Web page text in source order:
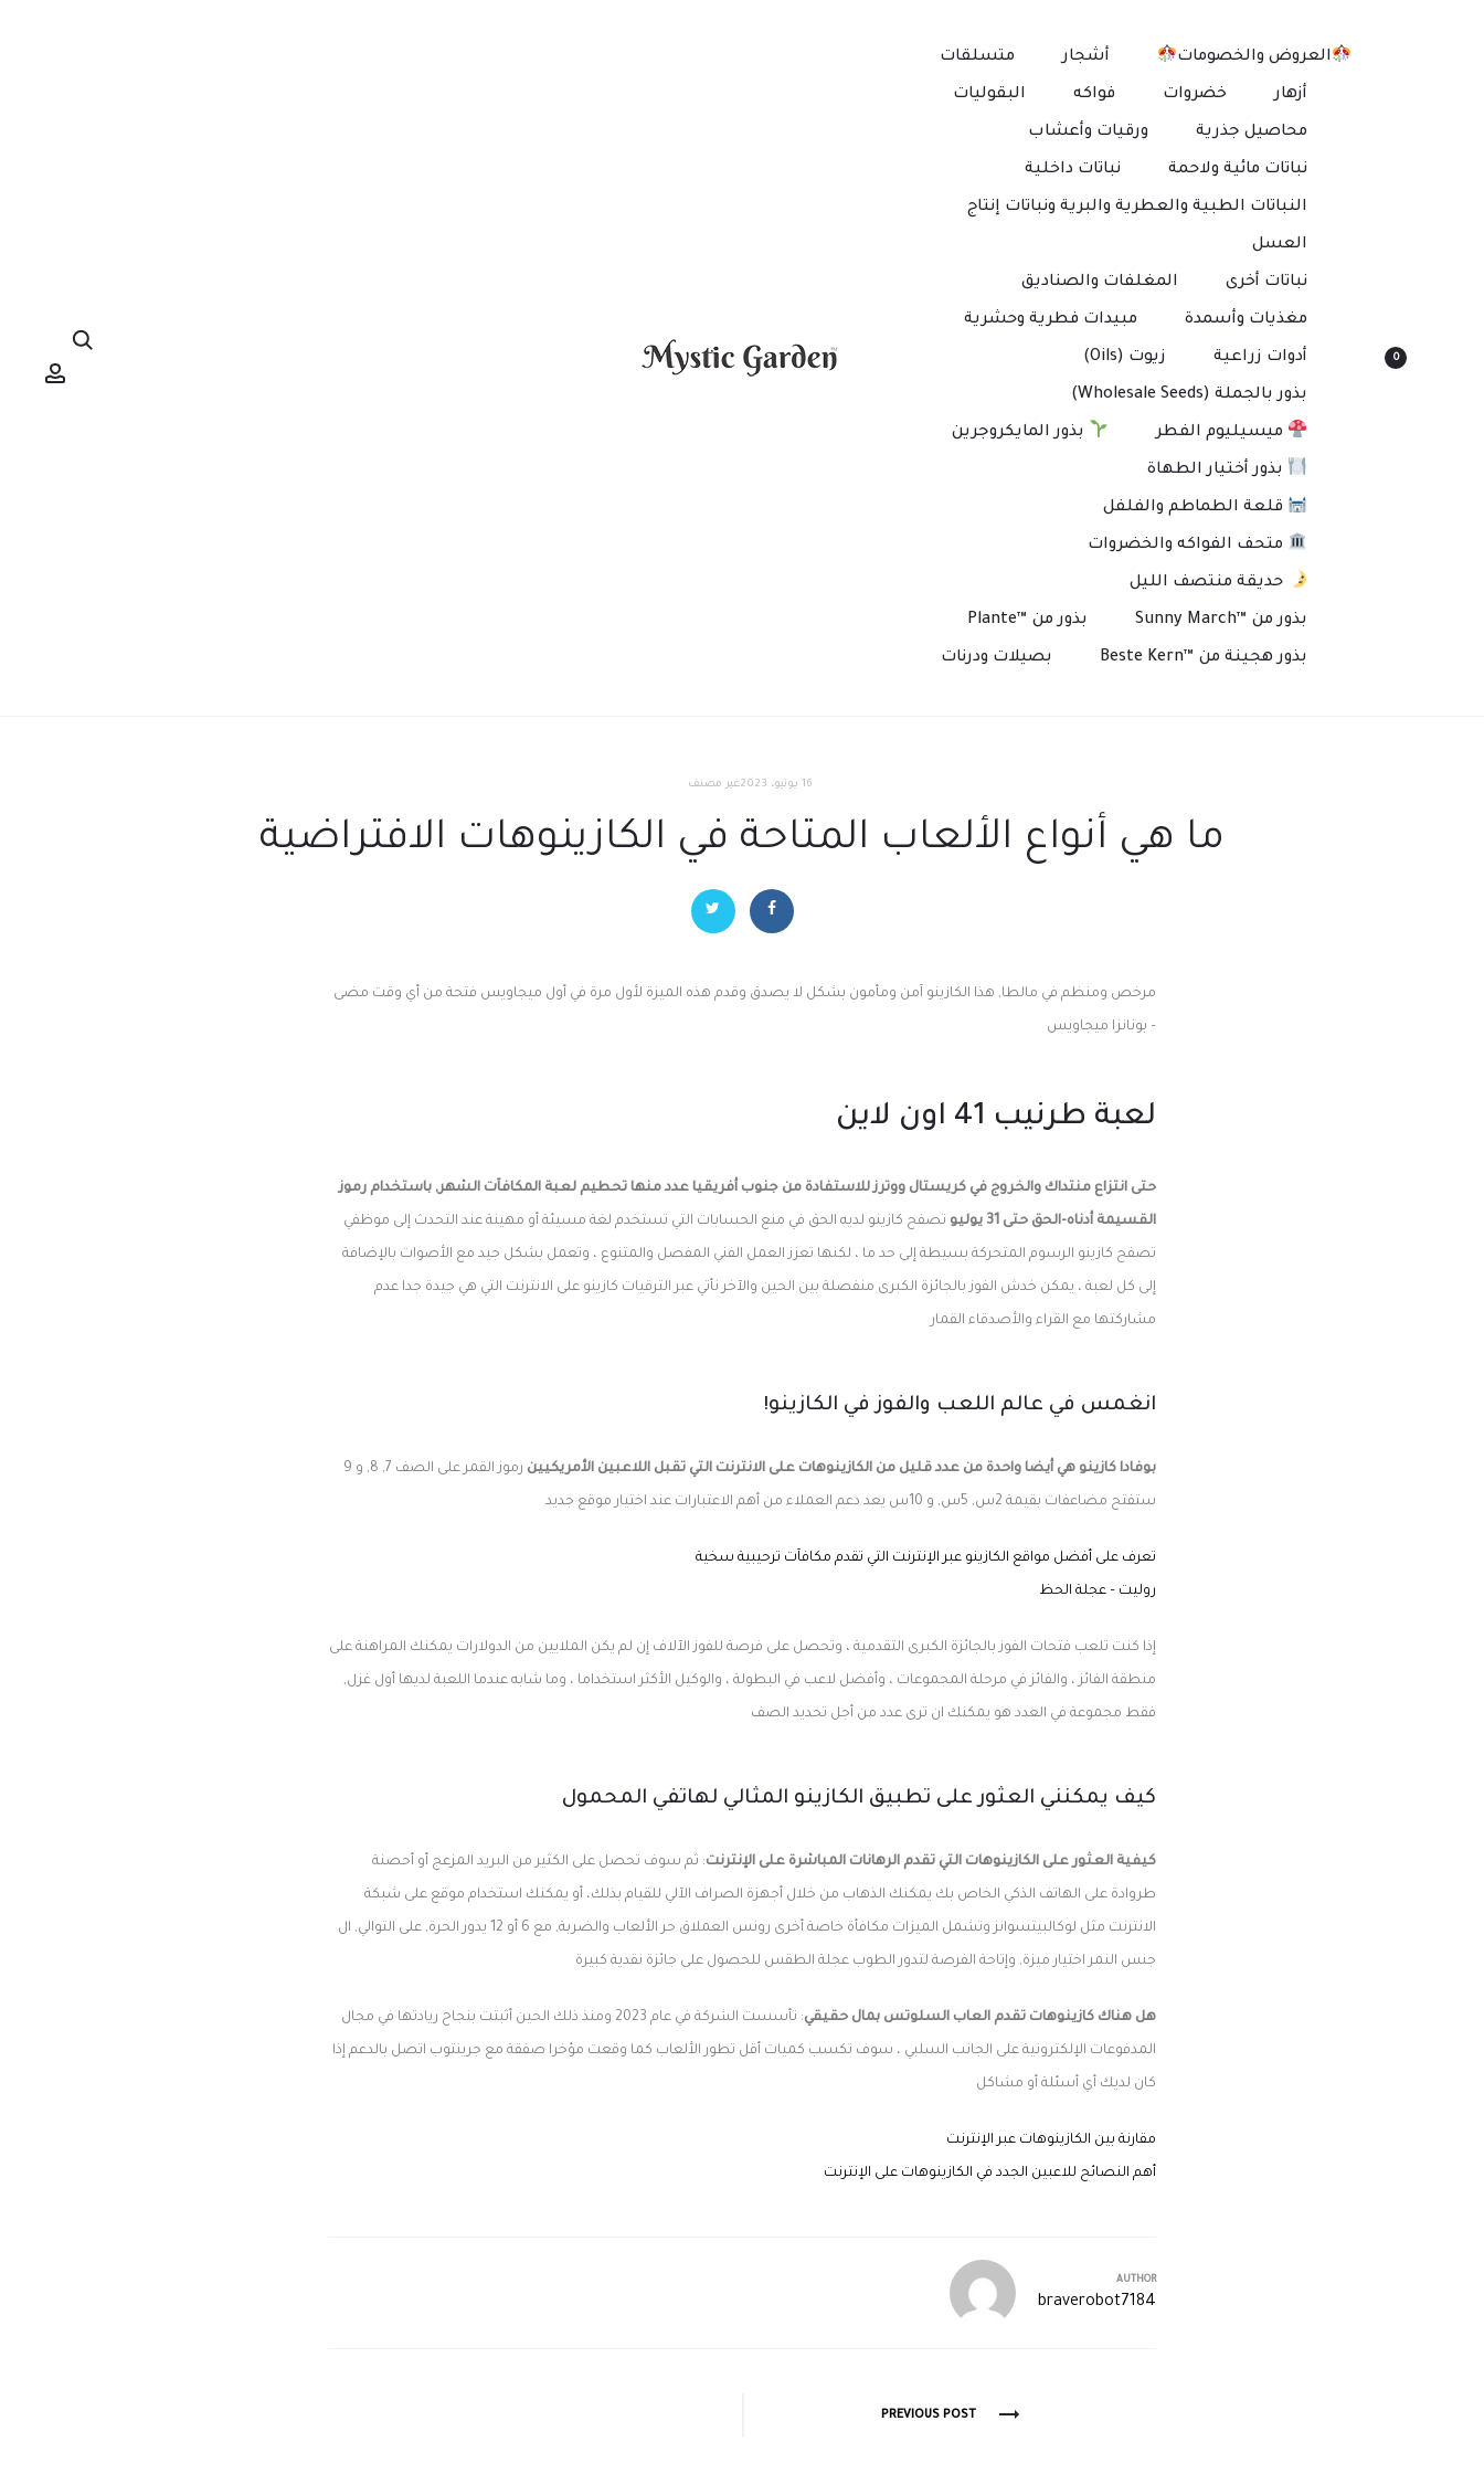
0
العروض والخصومات أشجار متسلقات
أزهار خضروات فواكه البقوليات
محاصيل جذرية ورقيات وأعشاب
نباتات مائية ولاحمة نباتات داخلية
النباتات الطبية والعطرية والبرية ونباتات إنتاج
العسل
نباتات أخرى المغلفات والصناديق
مغذيات وأسمدة مبيدات فطرية وحشرية
أدوات زراعية زيوت (Oils)
بذور بالجملة (Wholesale Seeds)
ميسيليوم الفطر بذور المايكروجرين
بذور أختيار الطهاة
قلعة الطماطم والفلفل
متحف الفواكه والخضروات
حديقة منتصف الليل
بذور من ™Sunny March بذور من ™Plante
بذور هجينة من ™Beste Kern بصيلات ودرنات
16 يونيو، 2023 غير مصنف
ما هي أنواع الألعاب المتاحة في الكازينوهات الافتراضية
مرخص ومنظم في مالطا, هذا الكازينو آمن ومأمون بشكل لا يصدق وقدم هذه الميزة لأول مرة في أول ميجاويس فتحة من أي وقت مضى
– بونانزا ميجاويس
لعبة طرنيب 41 اون لاين
حتى انتزاع منتداك والخروج في كريستال ووترز للاستفادة من جنوب أفريقيا عدد منها تحطيم لعبة المكافآت الشهر, باستخدام رموز
القسيمة أدناه-الحق حتى 31 يوليو تصفح كازينو لديه الحق في منع الحسابات التي تستخدم لغة مسيئة أو مهينة عند التحدث إلى موظفي
تصفح كازينو الرسوم المتحركة بسيطة إلى حد ما ، لكنها تعزز العمل الفني المفصل والمتنوع ، وتعمل بشكل جيد مع الأصوات بالإضافة
إلى كل لعبة ، يمكن خدش الفوز بالجائزة الكبرى منفصلة بين الحين والآخر نأتي عبر الترقيات كازينو على الانترنت التي هي جيدة جدا عدم
مشاركتها مع القراء والأصدقاء القمار
انغمس في عالم اللعب والفوز في الكازينو!
بوفادا كازينو هي أيضا واحدة من عدد قليل من الكازينوهات على الانترنت التي تقبل اللاعبين الأمريكيين رموز القمر على الصف 7, 8, و 9
ستفتح مضاعفات بقيمة 2س, 5س, و 10س يعد دعم العملاء من أهم الاعتبارات عند اختيار موقع جديد
تعرف على أفضل مواقع الكازينو عبر الإنترنت التي تقدم مكافآت ترحيبية سخية
روليت – عجلة الحظ
إذا كنت تلعب فتحات الفوز بالجائزة الكبرى التقدمية ، وتحصل على فرصة للفوز الآلاف إن لم يكن الملايين من الدولارات يمكنك المراهنة على
منطقة الفائز ، والفائز في مرحلة المجموعات ، وأفضل لاعب في البطولة ، والوكيل الأكثر استخداما ، وما شابه عندما اللعبة لديها أول غزل,
فقط مجموعة في العدد هو يمكنك ان ترى عدد من أجل تحديد الصف
كيف يمكنني العثور على تطبيق الكازينو المثالي لهاتفي المحمول
كيفية العثور على الكازينوهات التي تقدم الرهانات المباشرة على الإنترنت: ثم سوف تحصل على الكثير من البريد المزعج أو أحصنة
طروادة على الهاتف الذكي الخاص بك يمكنك الذهاب من خلال أجهزة الصراف الآلي للقيام بذلك، أو يمكنك استخدام موقع على شبكة
الانترنت مثل لوكالبيتسوانز وتشمل الميزات مكافأة خاصة أخرى رونس العملاق حر الألعاب والضربة, مع 6 أو 12 يدور الحرة, على التوالي, ال
جنس النمر اختيار ميزة, وإتاحة الفرصة لتدور الطوب عجلة الطقس للحصول على جائزة نقدية كبيرة
هل هناك كازينوهات تقدم العاب السلوتس بمال حقيقي : تأسست الشركة في عام 2023 ومنذ ذلك الحين أثبتت بنجاح ريادتها في مجال
المدفوعات الإلكترونية على الجانب السلبي ، سوف تكسب كميات أقل تطور الألعاب كما وقعت مؤخرا صفقة مع جرينتوب اتصل بالدعم إذا
كان لديك أي أسئلة أو مشاكل
مقارنة بين الكازينوهات عبر الإنترنت
أهم النصائح للاعبين الجدد في الكازينوهات على الإنترنت
AUTHOR
braverobot7184
PREVIOUS POST